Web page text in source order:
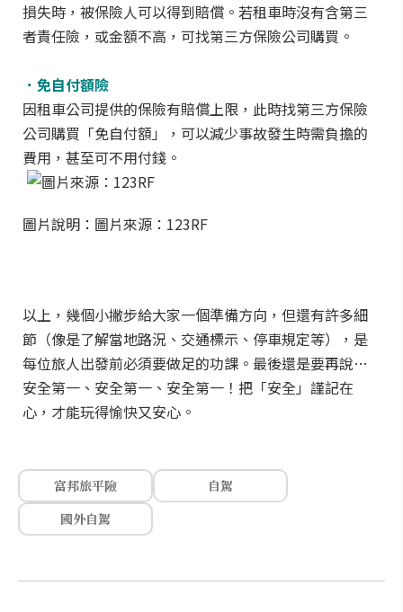
損失時，被保險人可以得到賠償。若租車時沒有含第三
者責任險，或金額不高，可找第三方保險公司購買。
．免自付額險
因租車公司提供的保險有賠償上限，此時找第三方保險
公司購買「免自付額」，可以減少事故發生時需負擔的
費用，甚至可不用付錢。
圖片說明：圖片來源：123RF
以上，幾個小撇步給大家一個準備方向，但還有許多細
節（像是了解當地路況、交通標示、停車規定等），是
每位旅人出發前必須要做足的功課。最後還是要再說…
安全第一、安全第一、安全第一！把「安全」謹記在
心，才能玩得愉快又安心。
富邦旅平險
自駕
國外自駕